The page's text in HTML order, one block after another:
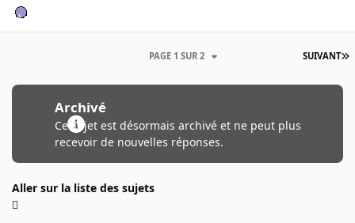
SUIVANT
PAGE 1 SUR 2
Archivé
Ce sujet est désormais archivé et ne peut plus
recevoir de nouvelles réponses.
Aller sur la liste des sujets